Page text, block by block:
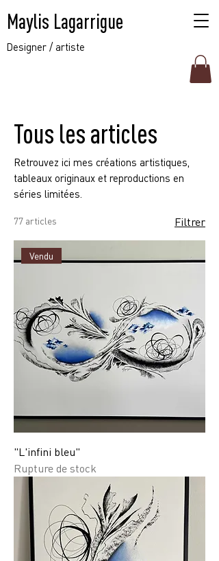
Maylis Lagarrigue
Designer / artiste
Tous les articles
Retrouvez ici mes créations artistiques,
tableaux originaux et reproductions en
séries limitées.
77 articles Filtrer
Vendu
"L'infini bleu"
Rupture de stock